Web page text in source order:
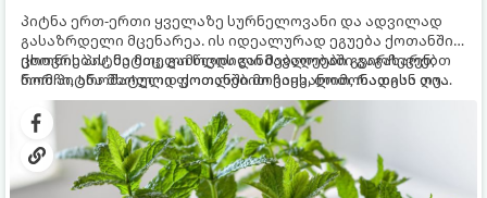
პიტნა ერთ-ერთი ყველაზე სურნელოვანი და ადვილად
გასაზრდელი მცენარეა. ის იდეალურად ეგუება ქოთანში
ცხოვრებას, მეტიც, გამოცდილი მებაღეები გვირჩევენ,
რომ პიტნა მხოლოდ ქოთანში მოვიყვანოთ, რადგან ღია
გრუნტში (ბაღში) დარგვისას ის ფესვებით ძალიან
სწრაფად ვრცელდება და სხვა მცენარეებს ავიწროებს.
ქოთნის პიტნა მთელი წლის განმავლობაში გაგახარებთ
ნორჩი, არომატული ფოთლებით ჩაის, ლიმონათისა თუ
კერძებისთვის.